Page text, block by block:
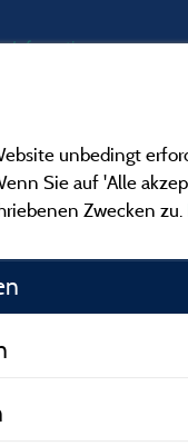
Informationen
unbedingt
Sie auf 'Alle
Zwecken zu.